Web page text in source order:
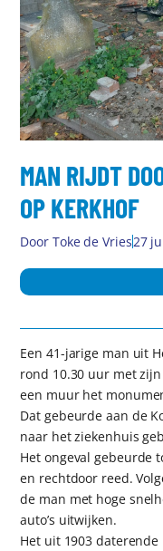
MAN RIJDT
OP KERKHOF
Door Toke de Vries27
Een 41-jarige man uit
rond 10.30 uur met
een muur het
Dat gebeurde aan de
naar het ziekenhuis
Het ongeval gebeurde
en rechtdoor reed.
de man met hoge
auto’s uitwijken.
Het uit 1903